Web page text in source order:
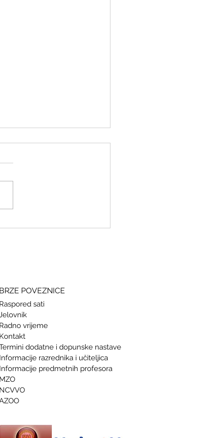
BRZE POVEZNICE
Raspored sati
Radno vrijeme
Kontakt
dodatne i dopunske nastave
Informacije razrednika i učiteljica
Informacije predmetnih profesora
MZO
NCVVO